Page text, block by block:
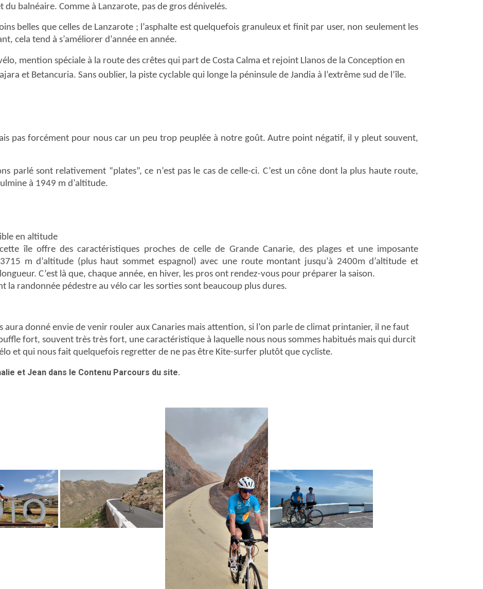
balnéaire. Comme à Lanzarote, pas de gros dénivelés.
belles que celles de Lanzarote ; l’asphalte est quelquefois granuleux et finit par user, non seulement les
cela tend à s’améliorer d’année en année.
mention spéciale à la route des crêtes qui part de Costa Calma et rejoint Llanos de la Conception en
et Betancuria. Sans oublier, la piste cyclable qui longe la péninsule de Jandia à l’extrême sud de l’île.
pas forcément pour nous car un peu trop peuplée à notre goût. Autre point négatif, il y pleut souvent,
parlé sont relativement “plates”, ce n’est pas le cas de celle-ci. C’est un cône dont la plus haute route,
à 1949 m d’altitude.
en altitude
île offre des caractéristiques proches de celle de Grande Canarie, des plages et une imposante
m d’altitude (plus haut sommet espagnol) avec une route montant jusqu’à 2400m d’altitude et
C’est là que, chaque année, en hiver, les pros ont rendez-vous pour préparer la saison.
la randonnée pédestre au vélo car les sorties sont beaucoup plus dures.
aura donné envie de venir rouler aux Canaries mais attention, si l’on parle de climat printanier, il ne faut
fort, souvent très très fort, une caractéristique à laquelle nous nous sommes habitués mais qui durcit
et qui nous fait quelquefois regretter de ne pas être Kite-surfer plutôt que cycliste.
et Jean dans le Contenu Parcours du site.